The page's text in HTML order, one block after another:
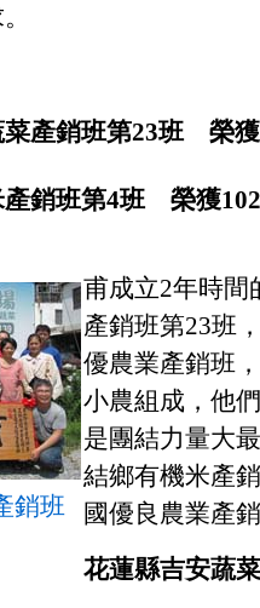
產銷班第23班 榮獲
產銷班第4班 榮獲
銷班
甫成立2年時間
產銷班第23班
優農業產銷班
小農組成，他
是團結力量大
結鄉有機米產
國優良農業產
花蓮縣吉安蔬